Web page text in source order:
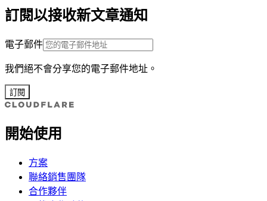
訂閱以接收新文章通知
電子郵件
我們絕不會分享您的電子郵件地址。
訂閱
開始使用
方案
聯絡銷售團隊
合作夥伴